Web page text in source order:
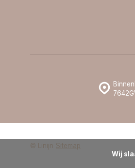
© Linijn Sitemap
Wij